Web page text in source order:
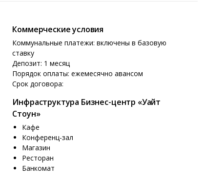
Коммерческие условия
Коммунальные платежи: включены в базовую
ставку
Депозит: 1 месяц
Порядок оплаты: ежемесячно авансом
Срок договора:
Инфраструктура Бизнес-центр «Уайт
Стоун»
Кафе
Конференц-зал
Магазин
Ресторан
Банкомат